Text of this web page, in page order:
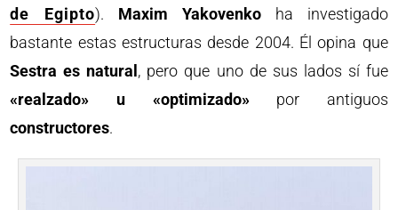
de Egipto). Maxim Yakovenkoha investigado
bastante estas estructuras desde 2004. Él opina que
Sestra es natural, pero que uno de sus lados sí fue
«realzado» u «optimizado»por antiguos
constructores.